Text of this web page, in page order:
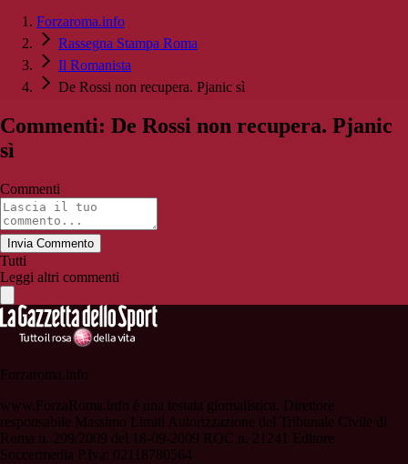
Forzaroma.info
Rassegna Stampa Roma
Il Romanista
De Rossi non recupera. Pjanic sì
Commenti: De Rossi non recupera. Pjanic
sì
Commenti
Invia Commento
Tutti
Leggi altri commenti
Forzaroma.info
www.ForzaRoma.info è una testata giornalistica. Direttore
responsabile Massimo Limiti Autorizzazione del Tribunale Civile di
Roma n. 299/2009 del 18-09-2009 ROC n. 21241 Editore
Soccermedia P.Iva: 02118780564